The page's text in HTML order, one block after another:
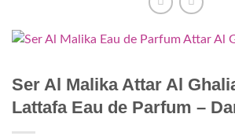
Ser Al Malika Attar Al
Lattafa Eau de Parfum –